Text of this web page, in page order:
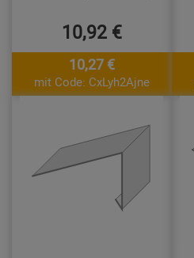
10,92 €
10,27 €
mit Code: CxLyh2Ajne